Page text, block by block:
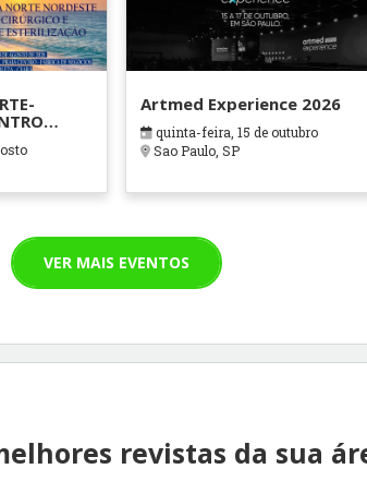
DE
Artmed Experience 2026
quinta-feira, 15 de outubro
Sao Paulo, SP
VER MAIS EVENTOS
revistas da sua